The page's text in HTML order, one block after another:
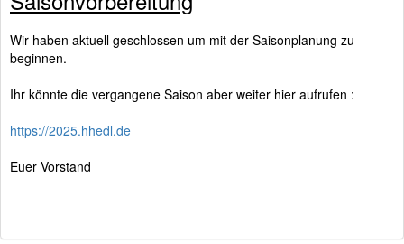
Wir haben aktuell geschlossen um mit der Saisonplanung zu
beginnen.
Ihr könnte die vergangene Saison aber weiter hier aufrufen :
https://2025.hhedl.de
Euer Vorstand